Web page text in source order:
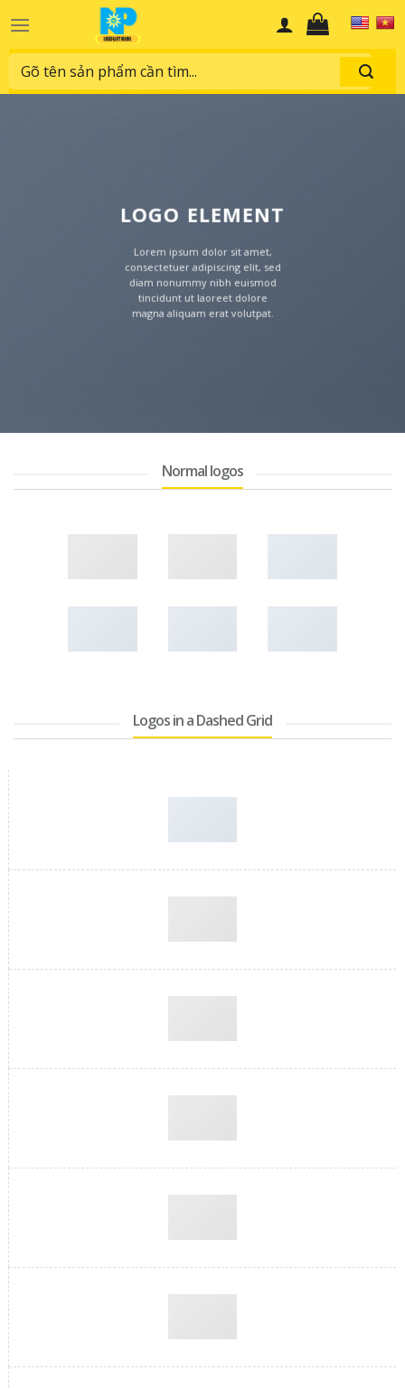
to
content
Search
for:
LOGO ELEMENT
Lorem ipsum dolor sit amet,
consectetuer adipiscing elit, sed
diam nonummy nibh euismod
tincidunt ut laoreet dolore
magna aliquam erat volutpat.
Normal logos
Logos in a Dashed Grid